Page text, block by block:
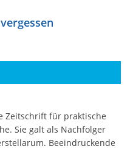
Zeitschrift für praktische
Sie galt als Nachfolger
Beeindruckende